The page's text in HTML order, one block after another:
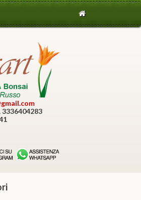
3336404283